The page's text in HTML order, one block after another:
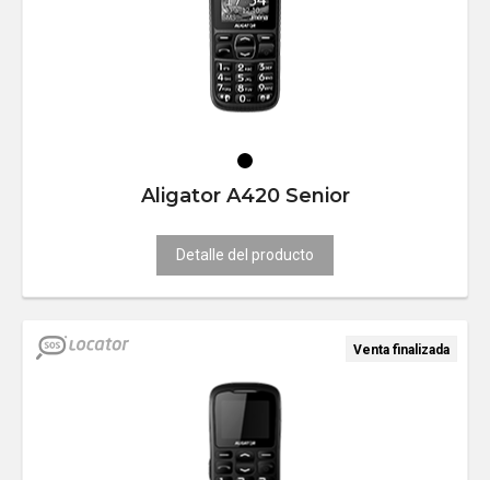
Aligator A420 Senior
Detalle del producto
Venta finalizada